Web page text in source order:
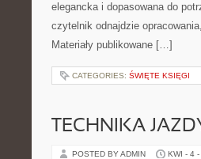
elegancka i dopasowana do
czytelnik odnajdzie
Materiały publikowane […]
CATEGORIES: ŚWIĘTE KSIĘGI
TECHNIKA
POSTED BY ADMIN KWI - 4